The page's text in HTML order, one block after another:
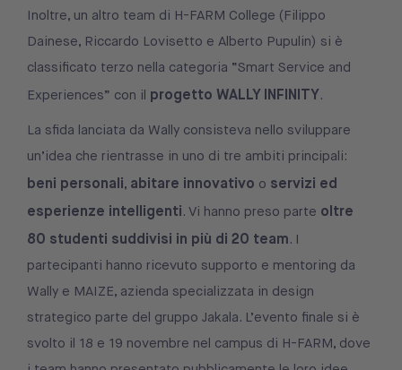
Inoltre, un altro team di H-FARM College (Filippo
Dainese, Riccardo Lovisetto e Alberto Pupulin) si è
classificato terzo nella categoria “Smart Service and
Experiences” con il progetto WALLY INFINITY.
La sfida lanciata da Wally consisteva nello sviluppare
un’idea che rientrasse in uno di tre ambiti principali:
beni personali, abitare innovativo o servizi ed
esperienze intelligenti. Vi hanno preso parte oltre
80 studenti suddivisi in più di 20 team. I
partecipanti hanno ricevuto supporto e mentoring da
Wally e MAIZE, azienda specializzata in design
strategico parte del gruppo Jakala. L’evento finale si è
svolto il 18 e 19 novembre nel campus di H-FARM, dove